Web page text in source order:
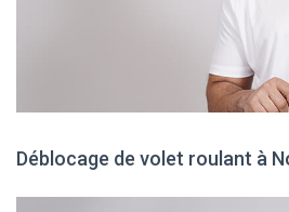
Déblocage de volet roulant à